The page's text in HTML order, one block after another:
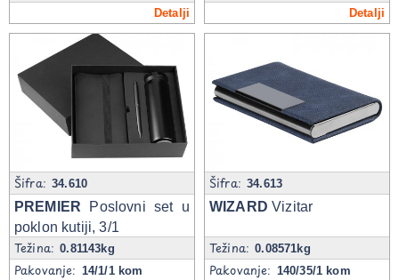
Detalji
Detalji
Šifra:34.610
PREMIER Poslovni set u
poklon kutiji, 3/1
Težina:0.81143kg
Pakovanje: 14/1/1 kom
Šifra:34.613
WIZARD Vizitar
Težina:0.08571kg
Pakovanje: 140/35/1 kom